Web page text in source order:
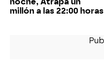
millón a las 22:00 horas